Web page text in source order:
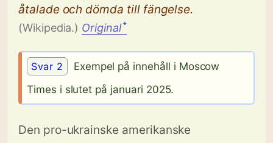
åtalade och dömda till fängelse.
(Wikipedia.) Originalꜜ
Svar 2
Exempel på innehåll i Moscow
Times i slutet på januari 2025.
Den pro-ukrainske amerikanske